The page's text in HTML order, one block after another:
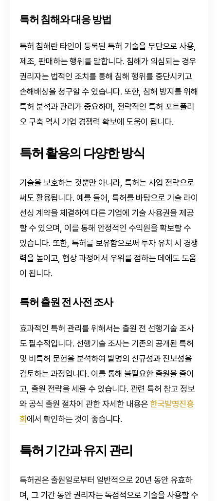
특허 침해와 대응 방법
특허 침해란 타인이 등록된 특허 기술을 무단으로 사용,
제조, 판매하는 행위를 말합니다. 침해가 의심되는 경우
권리자는 법적인 조치를 통해 침해 행위를 중단시키고
손해배상을 청구할 수 있습니다. 또한, 침해 방지를 위해
특허 분석과 관리가 중요하며, 전략적인 특허 포트폴리
오 구축 역시 기업 경쟁력 확보에 도움이 됩니다.
특허 활용의 다양한 방식
기술을 보호하는 것뿐만 아니라, 특허는 사업 전략으로
써도 활용됩니다. 예를 들어, 특허를 바탕으로 기술 라이
선싱 계약을 체결하여 다른 기업에 기술 사용권을 제공
할 수 있으며, 이를 통해 안정적인 수익원을 확보할 수
있습니다. 또한, 특허를 보유함으로써 투자 유치 시 경쟁
력을 높이고, 협상 과정에서 우위를 점하는 데에도 도움
이 됩니다.
특허 출원 전 사전 조사
효과적인 특허 관리를 위해서는 출원 전 선행기술 조사
도 필수적입니다. 선행기술 조사는 기존의 공개된 특허
및 비특허 문헌을 분석하여 발명의 신규성과 진보성을
검토하는 과정입니다. 이를 통해 불필요한 출원을 줄이
고, 출원 전략을 세울 수 있습니다. 관련 특허 참고 정보
와 공식 출원 절차에 관한 자세한 내용은한국발명진흥
회에서 확인하는 것이 좋습니다.
특허 기간과 유지 관리
특허권은 출원일로부터 일반적으로 20년 동안 유효하
며, 그 기간 동안 권리자는 독점적으로 기술을 사용할 수